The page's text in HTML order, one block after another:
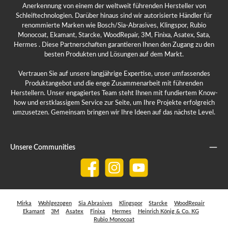
Anerkennung von einem der weltweit führenden Hersteller von
Schleiftechnologien. Darüber hinaus sind wir autorisierte Händler für
renommierte Marken wie Bosch/Sia-Abrasives, Klingspor, Rubio
Monocoat, Ekamant, Starcke, WoodRepair, 3M, Finixa, Asatex, Sata,
Hermes . Diese Partnerschaften garantieren Ihnen den Zugang zu den
besten Produkten und Lösungen auf dem Markt.
Vertrauen Sie auf unsere langjährige Expertise, unser umfassendes
Produktangebot und die enge Zusammenarbeit mit führenden
Herstellern. Unser engagiertes Team steht Ihnen mit fundiertem Know-
how und erstklassigem Service zur Seite, um Ihre Projekte erfolgreich
umzusetzen. Gemeinsam bringen wir Ihre Ideen auf das nächste Level.
Unsere Communities
Facebook Instagram YouTube
Mirka Wohlgezogen Sia Abrasives Klingspor Starcke
WoodRepair
Ekamant
3M Asatex Finixa Hermes
Heinrich König & Co. KG
Rubio Monocoat